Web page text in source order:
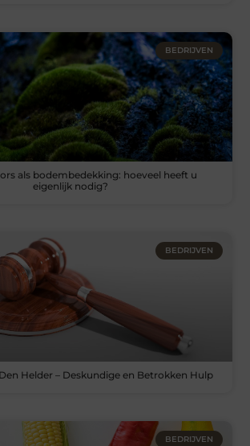
BEDRIJVEN
als bodembedekking: hoeveel heeft u
eigenlijk nodig?
BEDRIJVEN
Helder – Deskundige en Betrokken Hulp
BEDRIJVEN